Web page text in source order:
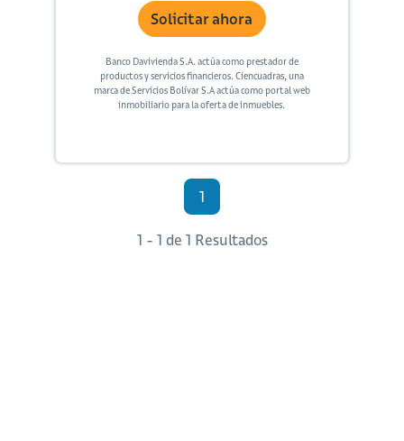
Solicitar ahora
Banco Davivienda S.A. actúa como prestador de
productos y servicios financieros. Ciencuadras, una
marca de Servicios Bolívar S.A actúa como portal web
inmobiliario para la oferta de inmuebles.
1
1 - 1 de 1 Resultados